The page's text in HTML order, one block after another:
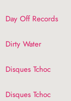
Day Off Records
Dirty Water
Disques Tchoc
Disques Tchoc